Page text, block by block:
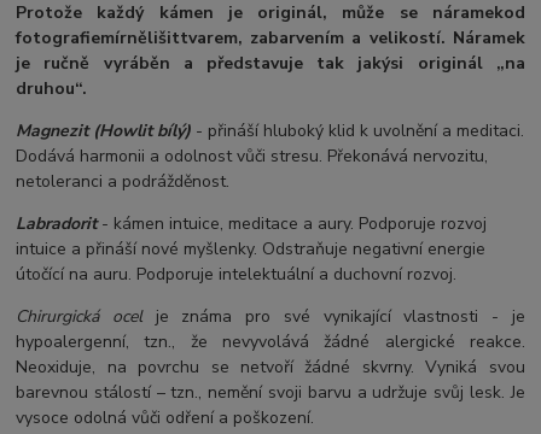
Protože každý kámen je originál, může se náramekod
fotografiemírnělišittvarem, zabarvením a velikostí. Náramek
je ručně vyráběn a představuje tak jakýsi originál „na
druhou“.
Magnezit (Howlit bílý) - přináší hluboký klid k uvolnění a meditaci.
Dodává harmonii a odolnost vůči stresu. Překonává nervozitu,
netoleranci a podrážděnost.
Labradorit- kámen intuice, meditace a aury. Podporuje rozvoj
intuice a přináší nové myšlenky. Odstraňuje negativní energie
útočící na auru. Podporuje intelektuální a duchovní rozvoj.
Chirurgická ocelje známa pro své vynikající vlastnosti - je
hypoalergenní, tzn., že nevyvolává žádné alergické reakce.
Neoxiduje, na povrchu se netvoří žádné skvrny. Vyniká svou
barevnou stálostí – tzn., nemění svoji barvu a udržuje svůj lesk. Je
vysoce odolná vůči odření a poškození.